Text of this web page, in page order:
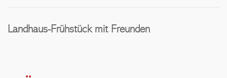
Landhaus-Frühstück mit Freunden